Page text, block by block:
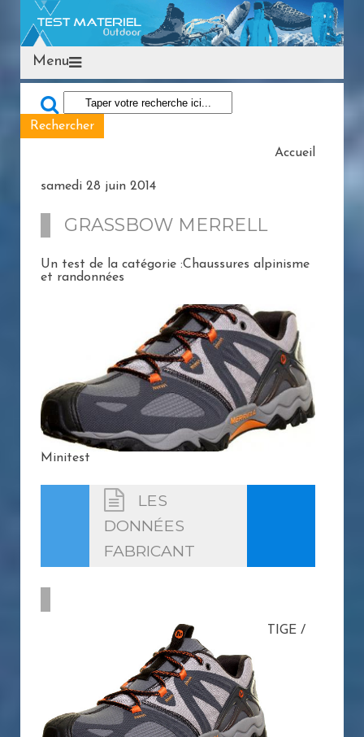
Menu
Accueil
samedi 28 juin 2014
GRASSBOW MERRELL
Un test de la catégorie :Chaussures alpinisme
et randonnées
Minitest
LES
DONNÉES
FABRICANT
TIGE /